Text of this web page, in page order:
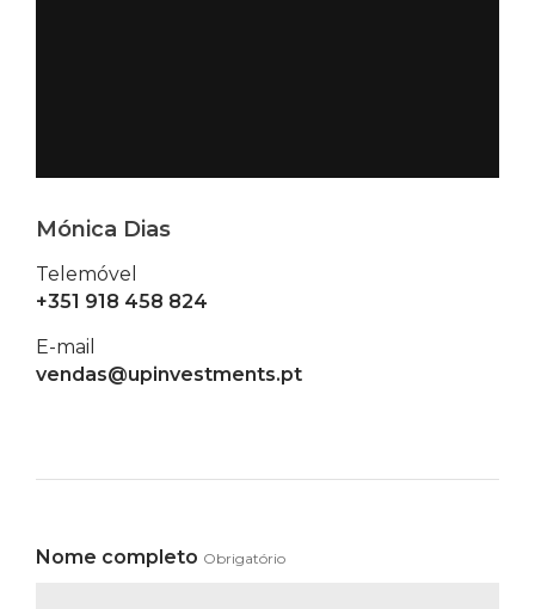
Mónica Dias
Telemóvel
+351 918 458 824
E-mail
vendas@upinvestments.pt
Nome completo Obrigatório